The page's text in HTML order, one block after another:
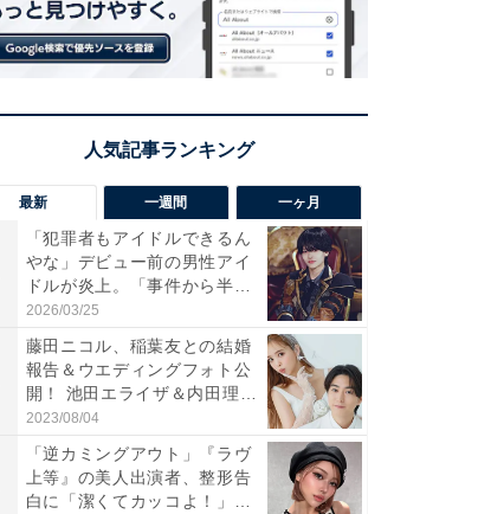
最新 一週間 一ヶ月
「犯罪者もアイドルできるん
やな」デビュー前の男性アイ
ドルが炎上。「事件から半年
も...
2026/03/25
藤田ニコル、稲葉友との結婚
報告＆ウエディングフォト公
開！ 池田エライザ＆内田理
央...
2023/08/04
「逆カミングアウト」『ラヴ
上等』の美人出演者、整形告
白に「潔くてカッコよ！」